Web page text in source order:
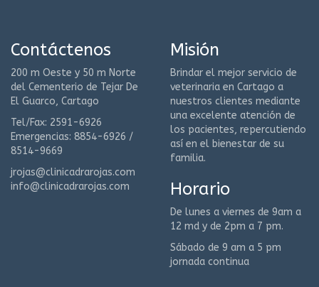
Contáctenos
200 m Oeste y 50 m Norte
del Cementerio de Tejar De
El Guarco, Cartago
Tel/Fax: 2591-6926
Emergencias: 8854-6926 /
8514-9669
jrojas@clinicadrarojas.com
info@clinicadrarojas.com
Misión
Brindar el mejor servicio de
veterinaria en Cartago a
nuestros clientes mediante
una excelente atención de
los pacientes, repercutiendo
así en el bienestar de su
familia.
Horario
De lunes a viernes de 9am a
12 md y de 2pm a 7 pm.
Sábado de 9 am a 5 pm
jornada continua